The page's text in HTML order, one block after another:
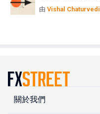
由 Vishal Chaturvedi
關於我們